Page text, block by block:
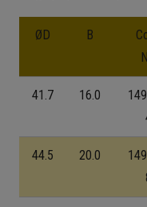
ØD B
41.7 16.0
44.5 20.0